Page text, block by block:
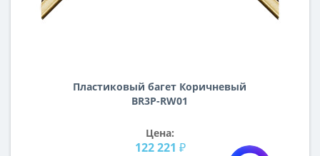
Пластиковый багет Коричневый
BR3P-RW01
Цена:
122 221 ₽